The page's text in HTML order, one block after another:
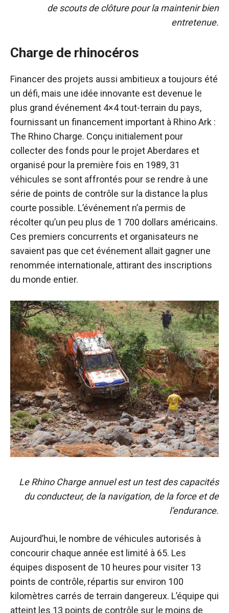
de scouts de clôture pour la maintenir bien
entretenue.
Charge de rhinocéros
Financer des projets aussi ambitieux a toujours été
un défi, mais une idée innovante est devenue le
plus grand événement 4×4 tout-terrain du pays,
fournissant un financement important à Rhino Ark :
The Rhino Charge. Conçu initialement pour
collecter des fonds pour le projet Aberdares et
organisé pour la première fois en 1989, 31
véhicules se sont affrontés pour se rendre à une
série de points de contrôle sur la distance la plus
courte possible. L’événement n’a permis de
récolter qu’un peu plus de 1 700 dollars américains.
Ces premiers concurrents et organisateurs ne
savaient pas que cet événement allait gagner une
renommée internationale, attirant des inscriptions
du monde entier.
Le Rhino Charge annuel est un test des capacités
du conducteur, de la navigation, de la force et de
l’endurance.
Aujourd’hui, le nombre de véhicules autorisés à
concourir chaque année est limité à 65. Les
équipes disposent de 10 heures pour visiter 13
points de contrôle, répartis sur environ 100
kilomètres carrés de terrain dangereux. L’équipe qui
atteint les 13 points de contrôle sur le moins de